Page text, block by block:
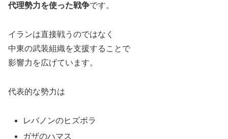
代理勢力を使った戦争です。
イランは直接戦うのではなく
中東の武装組織を支援することで
影響力を広げています。
代表的な勢力は
レバノンのヒズボラ
ガザのハマス